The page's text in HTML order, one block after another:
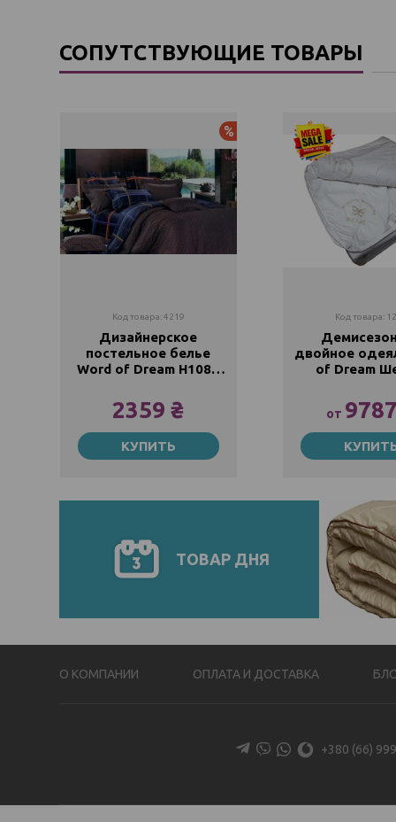
СОПУТСТВУЮЩИЕ ТОВАРЫ
Код товара: 4219
Дизайнерское
постельное белье
Word of Dream Н1085
2359 ₴
Полуторный
3157 ₴ 2359 ₴
КУПИТЬ
Код товара:
двойное
of Dream
от
9787 ₴
11787 ₴
ТОВАР ДНЯ
О КОМПАНИИ ОПЛАТА И ДОСТАВКА
+380 (66)